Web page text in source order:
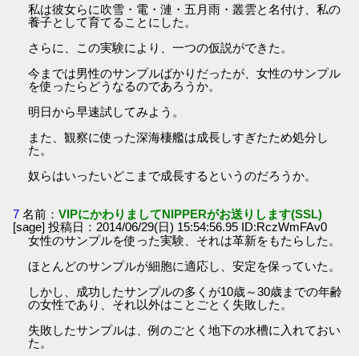
私は彼女らに吹雪・電・漣・五月雨・叢雲と名付け、私の
養子として育てることにした。
さらに、この実験により、一つの仮説ができた。
今までは男性のサンプルばかりだったが、女性のサンプル
を使ったらどうなるのであろうか。
明日から早速試してみよう。
また、観察に使った深海棲艦は成長しすぎたため処分し
た。
奴らはいったいどこまで成長するというのだろうか。
7 名前：VIPにかわりましてNIPPERがお送りします(SSL)
[sage] 投稿日：2014/06/29(日) 15:54:56.95 ID:RczWmFAv0
女性のサンプルを使った実験、それは革新をもたらした。
ほとんどのサンプルが細胞に適応し、安定を保っていた。
しかし、成功したサンプルの多くが10歳～30歳までの年齢
の女性であり、それ以外はことごとく失敗した。
失敗したサンプルは、例のごとく地下の水槽に入れておい
た。